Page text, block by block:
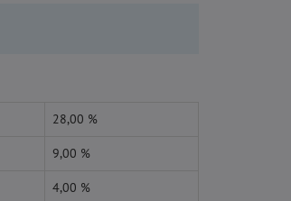
28,00 %
9,00 %
4,00 %